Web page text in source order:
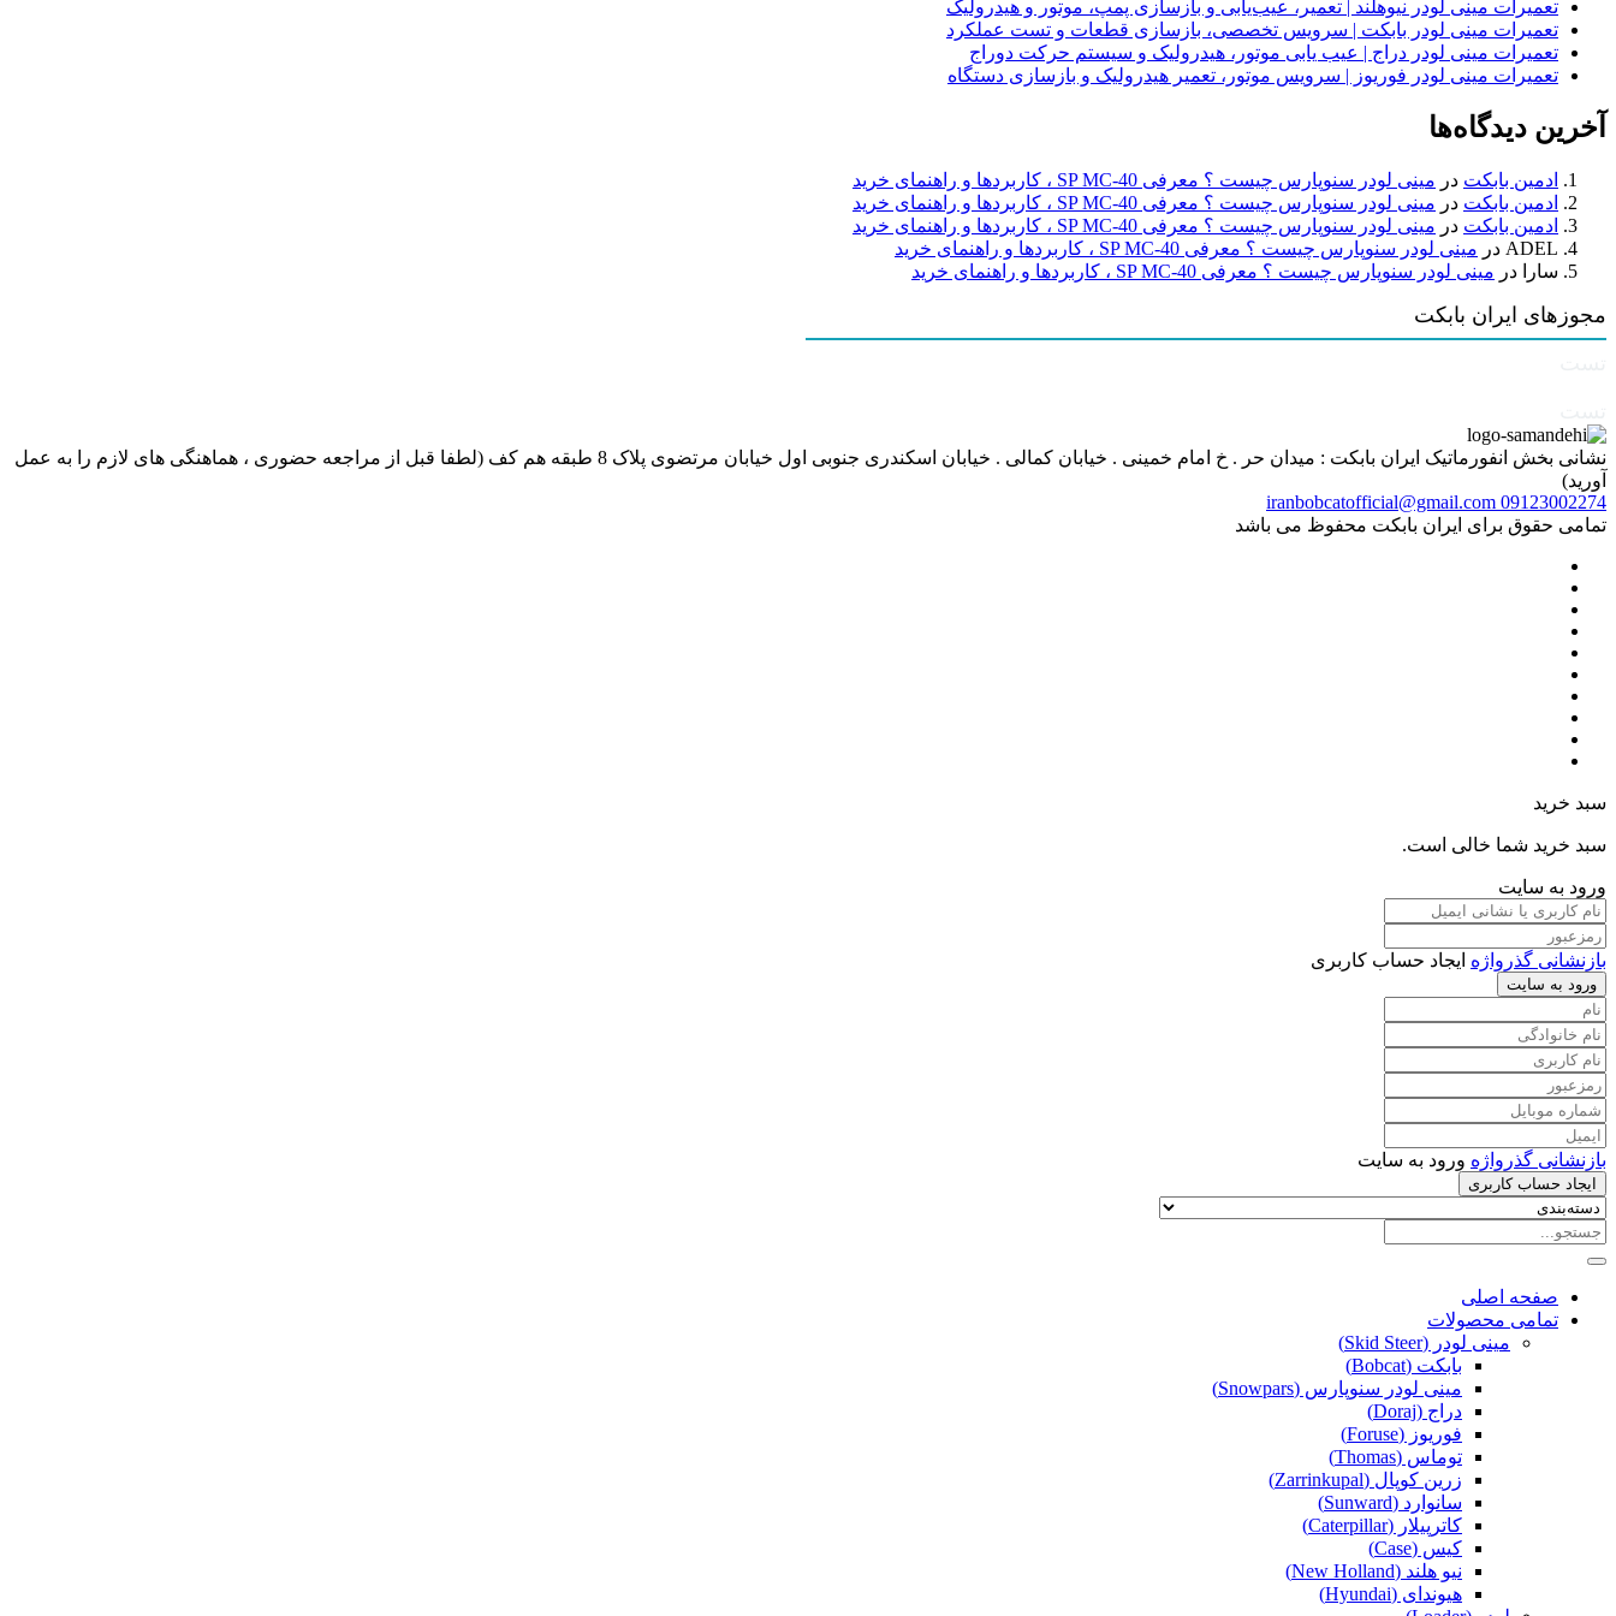
تعمیرات مینی لودر نیوهلند | تعمیر، عیب‌یابی و بازسازی پمپ، موتور و هیدرولیک
تعمیرات مینی لودر بابکت | سرویس تخصصی، بازسازی قطعات و تست عملکرد
تعمیرات مینی لودر دراج | عیب یابی موتور، هیدرولیک و سیستم حرکت دوراج
تعمیرات مینی لودر فوریوز | سرویس موتور، تعمیر هیدرولیک و بازسازی دستگاه
آخرین دیدگاه‌ها
ادمین بابکت در مینی لودر سنوپارس چیست ؟ معرفی SP MC-40 ، کاربردها و راهنمای خرید
ادمین بابکت در مینی لودر سنوپارس چیست ؟ معرفی SP MC-40 ، کاربردها و راهنمای خرید
ادمین بابکت در مینی لودر سنوپارس چیست ؟ معرفی SP MC-40 ، کاربردها و راهنمای خرید
ADEL در مینی لودر سنوپارس چیست ؟ معرفی SP MC-40 ، کاربردها و راهنمای خرید
سارا
در مینی لودر سنوپارس چیست ؟ معرفی SP MC-40 ، کاربردها و راهنمای خرید
مجوزهای ایران بابکت
نشانی بخش انفورماتیک ایران بابکت : میدان حر . خ امام خمینی . خیابان کمالی . خیابان اسکندری جنوبی اول خیابان مرتضوی پلاک 8 طبقه هم کف (لطفا قبل از مراجعه حضوری ، هماهنگی های لازم را به عمل
آورید)
09123002274
iranbobcatofficial@gmail.com
تمامی حقوق برای ایران بابکت محفوظ می باشد
سبد خرید
سبد خرید شما خالی است.
ورود به سایت
بازنشانی گذرواژه ایجاد حساب کاربری
ورود به سایت
بازنشانی گذرواژه ورود به سایت
ایجاد حساب کاربری
صفحه اصلی
تمامی محصولات
مینی لودر (Skid Steer)
بابکت (Bobcat)
مینی لودر سنوپارس (Snowpars)
دراج (Doraj)
فوریوز (Foruse)
توماس (Thomas)
زرین کوپال (Zarrinkupal)
سانوارد (Sunward)
کاترپیلار (Caterpillar)
کیس (Case)
نیو هلند (New Holland)
هیوندای (Hyundai)